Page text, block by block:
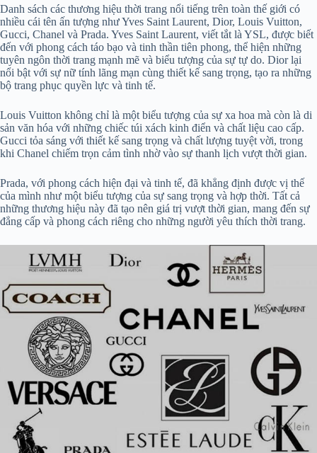
Danh sách các thương hiệu thời trang nổi tiếng trên toàn thế giới có
nhiều cái tên ấn tượng như Yves Saint Laurent, Dior, Louis Vuitton,
Gucci, Chanel và Prada. Yves Saint Laurent, viết tắt là YSL, được biết
đến với phong cách táo bạo và tinh thần tiên phong, thể hiện những
tuyên ngôn thời trang mạnh mẽ và biểu tượng của sự tự do. Dior lại
nổi bật với sự nữ tính lãng mạn cùng thiết kế sang trọng, tạo ra những
bộ trang phục quyền lực và tinh tế.
Louis Vuitton không chỉ là một biểu tượng của sự xa hoa mà còn là di
sản văn hóa với những chiếc túi xách kinh điển và chất liệu cao cấp.
Gucci tỏa sáng với thiết kế sang trọng và chất lượng tuyệt vời, trong
khi Chanel chiếm trọn cảm tình nhờ vào sự thanh lịch vượt thời gian.
Prada, với phong cách hiện đại và tinh tế, đã khẳng định được vị thế
của mình như một biểu tượng của sự sang trọng và hợp thời. Tất cả
những thương hiệu này đã tạo nên giá trị vượt thời gian, mang đến sự
đẳng cấp và phong cách riêng cho những người yêu thích thời trang.